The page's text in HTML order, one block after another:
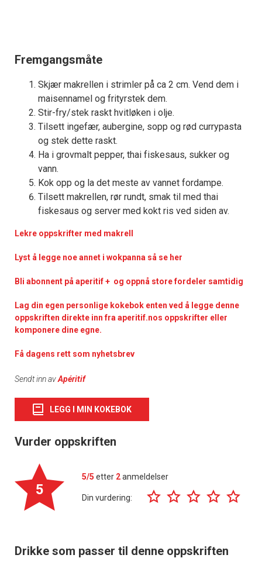
Fremgangsmåte
Skjær makrellen i strimler på ca 2 cm. Vend dem i
maisennamel og frityrstek dem.
Stir-fry/stek raskt hvitløken i olje.
Tilsett ingefær, aubergine, sopp og rød currypasta
og stek dette raskt.
Ha i grovmalt pepper, thai fiskesaus, sukker og
vann.
Kok opp og la det meste av vannet fordampe.
Tilsett makrellen, rør rundt, smak til med thai
fiskesaus og server med kokt ris ved siden av.
Lekre oppskrifter med makrell
Lyst å legge noe annet i wokpanna så se her
Bli abonnent på aperitif + og oppnå store fordeler samtidig
Lag din egen personlige kokebok enten ved å legge denne
oppskriften direkte inn fra aperitif.nos oppskrifter eller
komponere dine egne.
Få dagens rett som nyhetsbrev
Sendt inn avApéritif
LEGG I MIN KOKEBOK
Vurder oppskriften
5
5/5 etter 2anmeldelser
Din vurdering:
Drikke som passer til denne oppskriften